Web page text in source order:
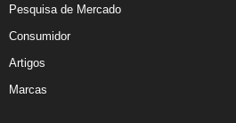
Pesquisa de Mercado
Consumidor
Artigos
Marcas